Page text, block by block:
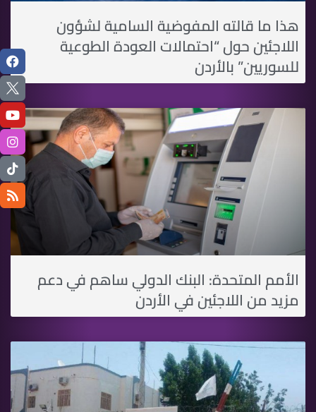
هذا ما قالته المفوضية السامية لشؤون
اللاجئين حول “احتمالات العودة الطوعية
للسوريين” باﻷردن
الأمم المتحدة: البنك الدولي ساهم في دعم
مزيد من اللاجئين في الأردن